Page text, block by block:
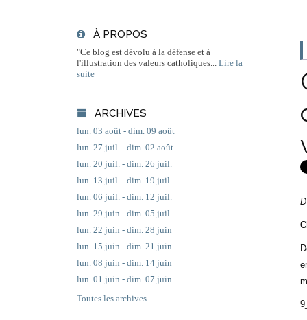
À PROPOS
"Ce blog est dévolu à la défense et à
l'illustration des valeurs catholiques...
Lire la
suite
ARCHIVES
lun. 03 août - dim. 09 août
lun. 27 juil. - dim. 02 août
lun. 20 juil. - dim. 26 juil.
lun. 13 juil. - dim. 19 juil.
lun. 06 juil. - dim. 12 juil.
lun. 29 juin - dim. 05 juil.
lun. 22 juin - dim. 28 juin
lun. 15 juin - dim. 21 juin
lun. 08 juin - dim. 14 juin
lun. 01 juin - dim. 07 juin
Toutes les archives
D'